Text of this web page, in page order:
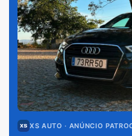
XS AUTO · ANÚNCIO